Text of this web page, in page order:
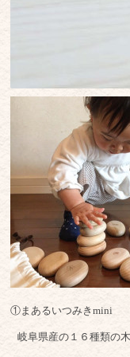
①まあるいつみきmini
岐阜県産の１６種類の